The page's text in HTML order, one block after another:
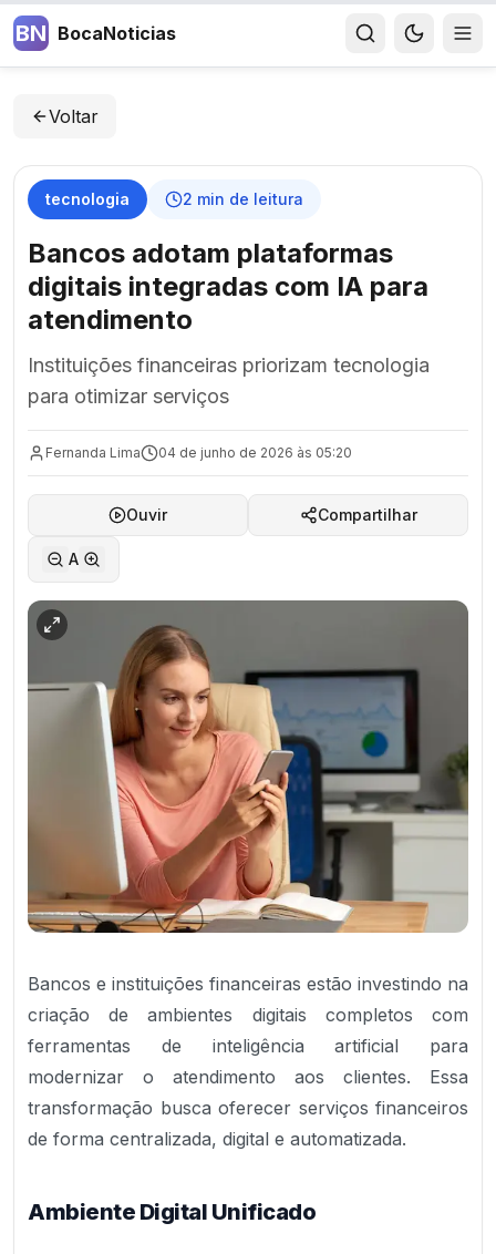
BN BocaNoticias
Voltar
tecnologia 2 min de leitura
Bancos adotam plataformas
digitais integradas com IA para
atendimento
Instituições financeiras priorizam tecnologia
para otimizar serviços
Fernanda Lima 04 de junho de 2026 às 05:20
Ouvir Compartilhar
A
Bancos e instituições financeiras estão investindo na
criação de ambientes digitais completos com
ferramentas de inteligência artificial para
modernizar o atendimento aos clientes. Essa
transformação busca oferecer serviços financeiros
de forma centralizada, digital e automatizada.
Ambiente Digital Unificado